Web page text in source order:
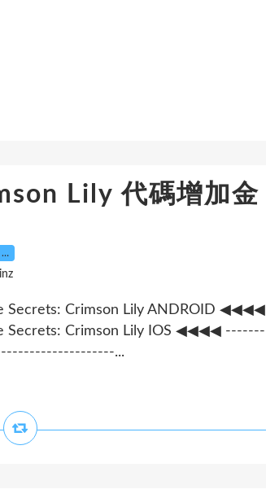
Lily 代碼增加金
…
Crimson Lily ANDROID ◀◀◀◀
Crimson Lily IOS ◀◀◀◀ -------
...